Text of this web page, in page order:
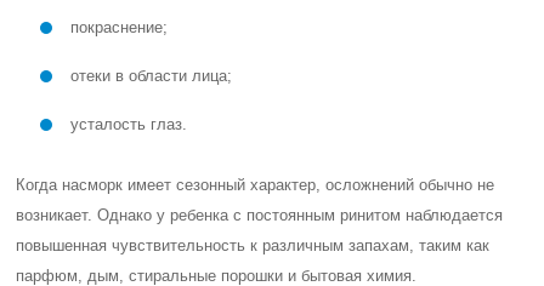
покраснение;
отеки в области лица;
усталость глаз.
Когда насморк имеет сезонный характер, осложнений обычно не
возникает. Однако у ребенка с постоянным ринитом наблюдается
повышенная чувствительность к различным запахам, таким как
парфюм, дым, стиральные порошки и бытовая химия.